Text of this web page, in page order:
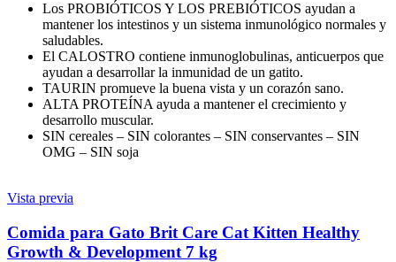
Los PROBIÓTICOS Y LOS PREBIÓTICOS ayudan a
mantener los intestinos y un sistema inmunológico normales y
saludables.
El CALOSTRO contiene inmunoglobulinas, anticuerpos que
ayudan a desarrollar la inmunidad de un gatito.
TAURIN promueve la buena vista y un corazón sano.
ALTA PROTEÍNA ayuda a mantener el crecimiento y
desarrollo muscular.
SIN cereales – SIN colorantes – SIN conservantes – SIN
OMG – SIN soja
Vista previa
Comida para Gato Brit Care Cat Kitten Healthy
Growth & Development 7 kg